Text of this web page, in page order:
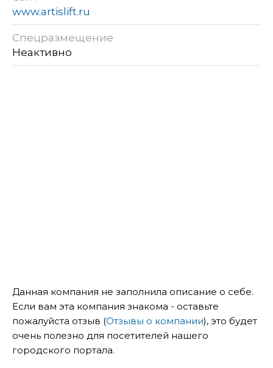
www.artislift.ru
Спецразмещение
Неактивно
Данная компания не заполнила описание о себе.
Если вам эта компания знакома - оставьте
пожалуйста отзыв (Отзывы о компании), это будет
очень полезно для посетителей нашего
городского портала.